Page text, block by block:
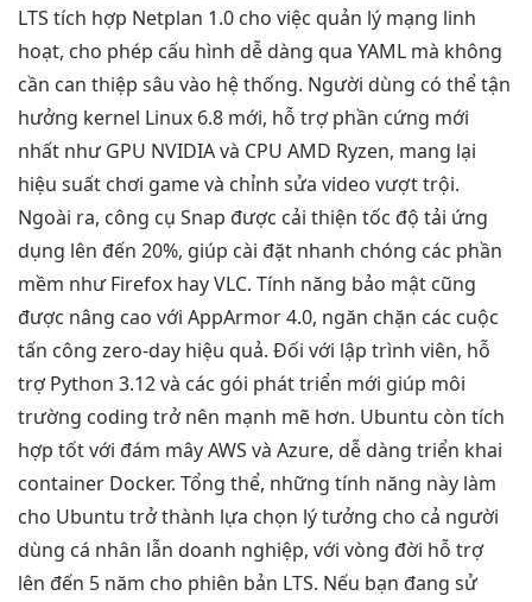
LTS tích hợp Netplan 1.0 cho việc quản lý mạng linh
hoạt, cho phép cấu hình dễ dàng qua YAML mà không
cần can thiệp sâu vào hệ thống. Người dùng có thể tận
hưởng kernel Linux 6.8 mới, hỗ trợ phần cứng mới
nhất như GPU NVIDIA và CPU AMD Ryzen, mang lại
hiệu suất chơi game và chỉnh sửa video vượt trội.
Ngoài ra, công cụ Snap được cải thiện tốc độ tải ứng
dụng lên đến 20%, giúp cài đặt nhanh chóng các phần
mềm như Firefox hay VLC. Tính năng bảo mật cũng
được nâng cao với AppArmor 4.0, ngăn chặn các cuộc
tấn công zero-day hiệu quả. Đối với lập trình viên, hỗ
trợ Python 3.12 và các gói phát triển mới giúp môi
trường coding trở nên mạnh mẽ hơn. Ubuntu còn tích
hợp tốt với đám mây AWS và Azure, dễ dàng triển khai
container Docker. Tổng thể, những tính năng này làm
cho Ubuntu trở thành lựa chọn lý tưởng cho cả người
dùng cá nhân lẫn doanh nghiệp, với vòng đời hỗ trợ
lên đến 5 năm cho phiên bản LTS. Nếu bạn đang sử